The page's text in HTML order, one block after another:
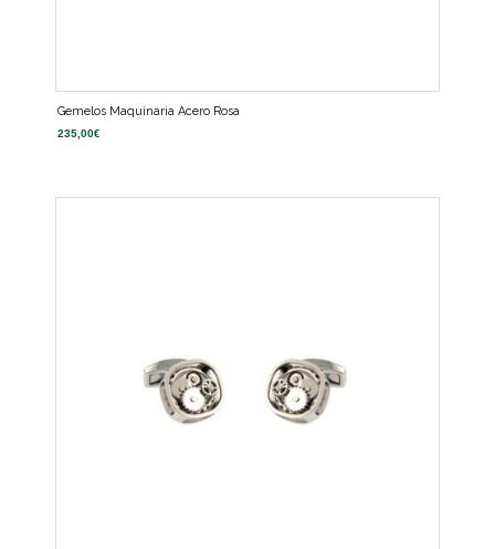
Gemelos Maquinaria Acero Rosa
235,00€